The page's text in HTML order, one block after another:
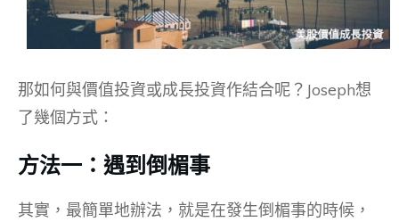
那如何與價值投資或成長投資作結合呢？Joseph想
了幾個方式：
方法一：遇到倒楣事
其實，最簡單地辦法，就是在發生倒楣事的時候，